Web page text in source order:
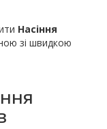
Насіння
зі швидкою